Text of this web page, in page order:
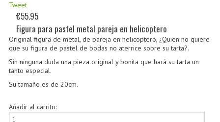
Tweet
€55.95
Figura para pastel metal pareja en helicoptero
Original figura de metal, de pareja en helicoptero, ¿Quien no quiere
que su figura de pastel de bodas no aterrice sobre su tarta?.
Sin ninguna duda una pieza original y bonita que hará su tarta un
tanto especial.
Su tamaño es de 20cm.
Añadir al carrito: